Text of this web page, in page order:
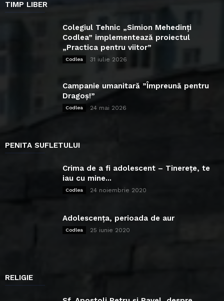
TIMP LIBER
Colegiul Tehnic „Simion Mehedinți
Codlea” implementează proiectul
„Practica pentru viitor”
Codlea 31 iulie 2026
Campanie umanitară ”Împreună pentru
Dragoș!”
Codlea 24 mai 2026
PENITA SUFLETULUI
Crima de a fi adolescent – Tinerețe, te
iau cu mine...
Codlea 24 noiembrie 2020
Adolescența, perioada de aur
Codlea 25 iunie 2020
RELIGIE